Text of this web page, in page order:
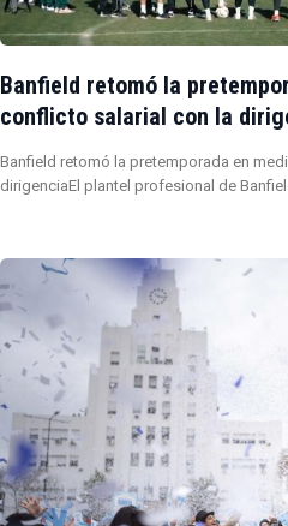
Banfield retomó la
conflicto salarial con la
Banfield retomó la pretemporada en
dirigenciaEl plantel profesional de